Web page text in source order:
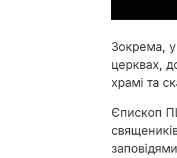
Зокрема,
церквах,
храмі та
Єпископ